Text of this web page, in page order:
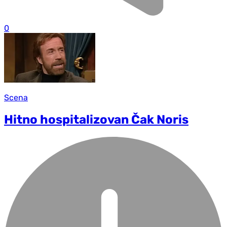
0
Scena
Hitno hospitalizovan Čak Noris